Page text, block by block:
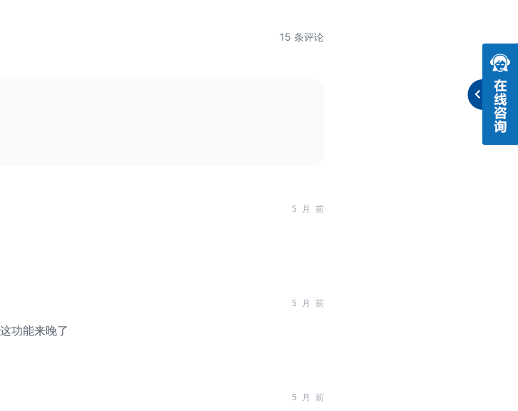
15 条评论
5 月 前
5 月 前
功能来晚了
5 月 前